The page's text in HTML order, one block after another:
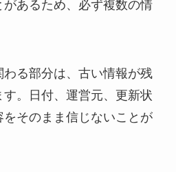
あるため、必ず複数の情
る部分は、古い情報が残
。日付、運営元、更新状
そのまま信じないことが